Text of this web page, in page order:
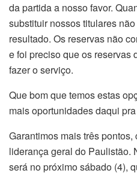
da partida a nosso favor.
substituir nossos titulares
resultado. Os reservas não
e foi preciso que os reservas
fazer o serviço.
Que bom que temos estas
mais oportunidades daqui
Garantimos mais três
liderança geral do Paulistão.
será no próximo sábado (4),